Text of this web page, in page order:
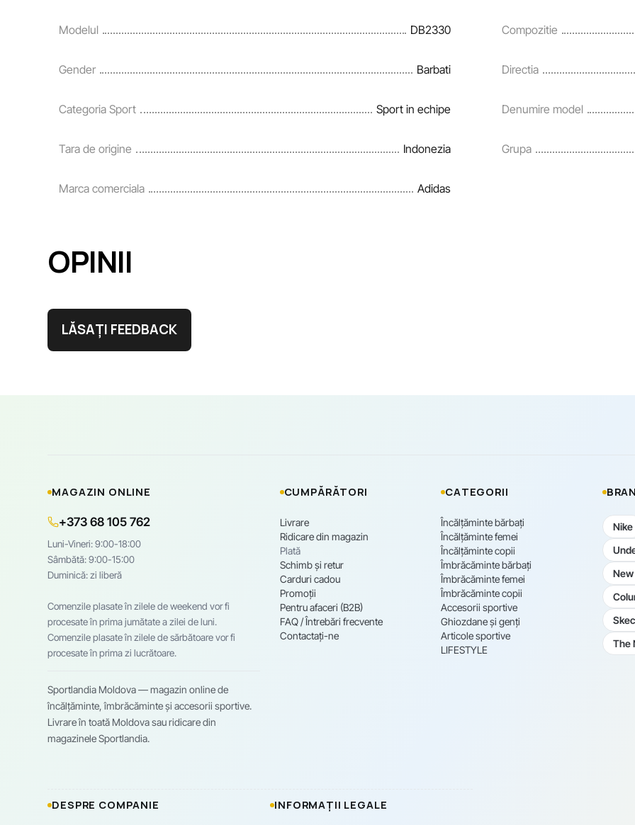
și corecta prompt eventualele erori în cel
Modelul DB2330 Compozitie
Gender Barbati Directia
Categoria Sport Sport in echipe Denumire model
Tara de origine Indonezia Grupa
Marca comerciala Adidas
OPINII
LĂSAȚI FEEDBACK
MAGAZIN ONLINE
+373 68 105 762
Luni-Vineri: 9:00-18:00
Sâmbătă: 9:00-15:00
Duminică: zi liberă
Comenzile plasate în zilele de weekend vor fi
procesate în prima jumătate a zilei de luni.
Comenzile plasate în zilele de sărbătoare vor fi
procesate în prima zi lucrătoare.
Sportlandia Moldova — magazin online de
încălțăminte, îmbrăcăminte și accesorii sportive.
Livrare în toată Moldova sau ridicare din
magazinele Sportlandia.
CUMPĂRĂTORI
Livrare
Ridicare din magazin
Plată
Schimb și retur
Carduri cadou
Promoții
Pentru afaceri (B2B)
FAQ / Întrebări frecvente
Contactați-ne
CATEGORII
Încălțăminte bărbați
Încălțăminte femei
Încălțăminte copii
Îmbrăcăminte bărbați
Îmbrăcăminte femei
Îmbrăcăminte copii
Accesorii sportive
Ghiozdane și genți
Articole sportive
LIFESTYLE
Nike
The
DESPRE COMPANIE INFORMAȚII LEGALE